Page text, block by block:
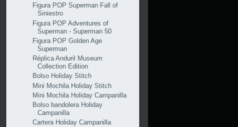
Figura POP Superman Fall of
Siniestro
Figura POP Adventures of
Superman - Superman 50
Figura POP Golden Age
Superman
Réplica Anduril Museum
Collection Edition
Bolso Holiday Stitch
Mini Mochila Holiday Stitch
Mini Mochila Holiday Campanilla
Bolso bandolera Holiday
Campanilla
Cartera Holiday Campanilla